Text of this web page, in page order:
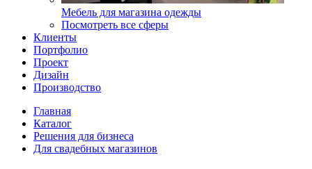
Мебель для магазина одежды
Посмотреть все сферы
Клиенты
Портфолио
Проект
Дизайн
Производство
Главная
Каталог
Решения для бизнеса
Для свадебных магазинов